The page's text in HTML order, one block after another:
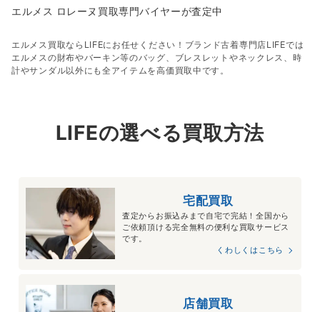
エルメス ロレーヌ買取専門バイヤーが査定中
エルメス買取ならLIFEにお任せください！ブランド古着専門店LIFEでは
エルメスの財布やバーキン等のバッグ、ブレスレットやネックレス、時
計やサンダル以外にも全アイテムを高価買取中です。
LIFEの選べる買取方法
宅配買取
査定からお振込みまで自宅で完結！全国から
ご依頼頂ける完全無料の便利な買取サービス
です。
くわしくはこちら
店舗買取